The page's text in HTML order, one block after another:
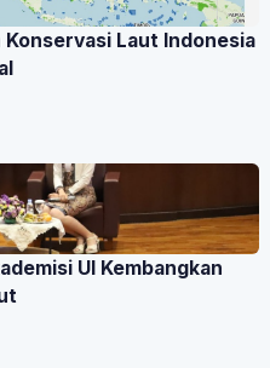
Konservasi Laut Indonesia
UI Kembangkan